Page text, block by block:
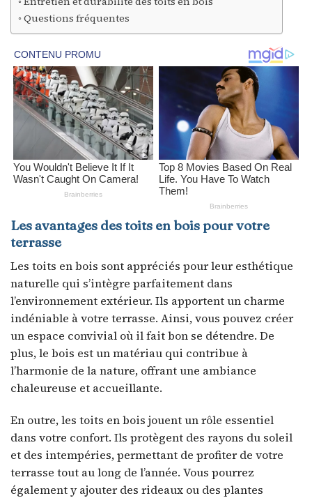
Questions fréquentes
Les avantages des toits en bois pour votre
terrasse
Les toits en bois sont appréciés pour leur esthétique
naturelle qui s’intègre parfaitement dans
l’environnement extérieur. Ils apportent un charme
indéniable à votre terrasse. Ainsi, vous pouvez créer
un espace convivial où il fait bon se détendre. De
plus, le bois est un matériau qui contribue à
l’harmonie de la nature, offrant une ambiance
chaleureuse et accueillante.
En outre, les toits en bois jouent un rôle essentiel
dans votre confort. Ils protègent des rayons du soleil
et des intempéries, permettant de profiter de votre
terrasse tout au long de l’année. Vous pourrez
également y ajouter des rideaux ou des plantes